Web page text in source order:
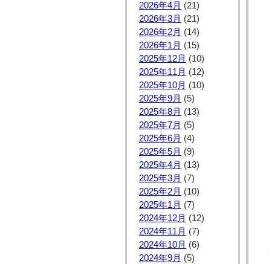
2026年4月 (21)
2026年3月 (21)
2026年2月 (14)
2026年1月 (15)
2025年12月 (10)
2025年11月 (12)
2025年10月 (10)
2025年9月 (5)
2025年8月 (13)
2025年7月 (5)
2025年6月 (4)
2025年5月 (9)
2025年4月 (13)
2025年3月 (7)
2025年2月 (10)
2025年1月 (7)
2024年12月 (12)
2024年11月 (7)
2024年10月 (6)
2024年9月 (5)